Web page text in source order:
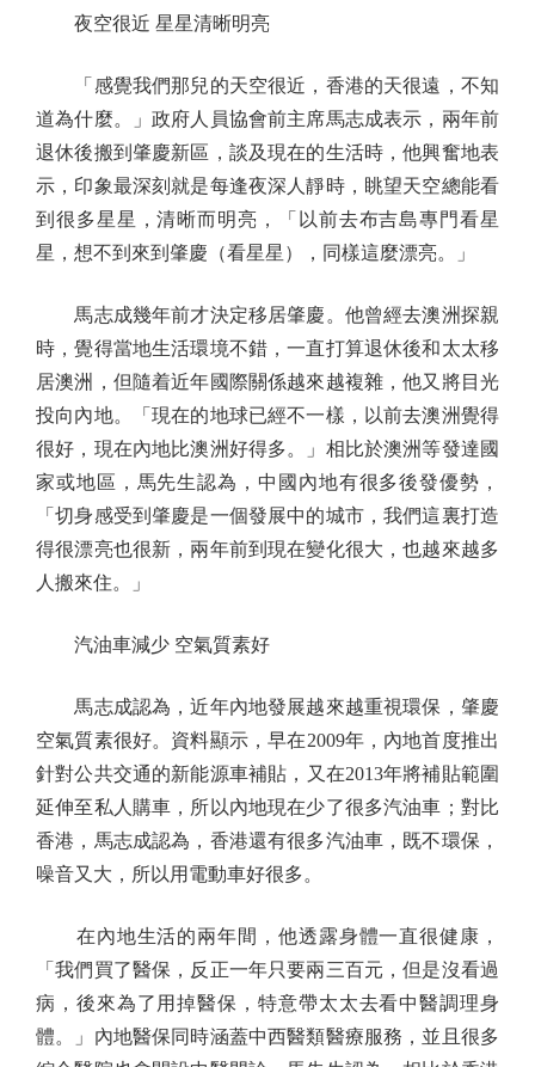
夜空很近 星星清晰明亮
「感覺我們那兒的天空很近，香港的天很遠，不知
道為什麼。」政府人員協會前主席馬志成表示，兩年前
退休後搬到肇慶新區，談及現在的生活時，他興奮地表
示，印象最深刻就是每逢夜深人靜時，眺望天空總能看
到很多星星，清晰而明亮，「以前去布吉島專門看星
星，想不到來到肇慶（看星星），同樣這麼漂亮。」
馬志成幾年前才決定移居肇慶。他曾經去澳洲探親
時，覺得當地生活環境不錯，一直打算退休後和太太移
居澳洲，但隨着近年國際關係越來越複雜，他又將目光
投向內地。「現在的地球已經不一樣，以前去澳洲覺得
很好，現在內地比澳洲好得多。」相比於澳洲等發達國
家或地區，馬先生認為，中國內地有很多後發優勢，
「切身感受到肇慶是一個發展中的城市，我們這裏打造
得很漂亮也很新，兩年前到現在變化很大，也越來越多
人搬來住。」
汽油車減少 空氣質素好
馬志成認為，近年內地發展越來越重視環保，肇慶
空氣質素很好。資料顯示，早在2009年，內地首度推出
針對公共交通的新能源車補貼，又在2013年將補貼範圍
延伸至私人購車，所以內地現在少了很多汽油車；對比
香港，馬志成認為，香港還有很多汽油車，既不環保，
噪音又大，所以用電動車好很多。
在內地生活的兩年間，他透露身體一直很健康，
「我們買了醫保，反正一年只要兩三百元，但是沒看過
病，後來為了用掉醫保，特意帶太太去看中醫調理身
體。」內地醫保同時涵蓋中西醫類醫療服務，並且很多